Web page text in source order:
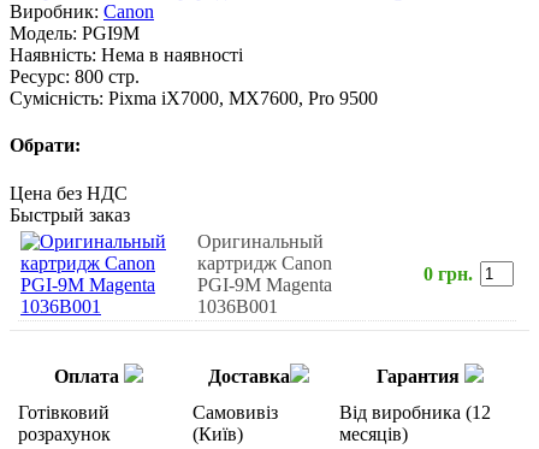
Виробник: Canon
Модель: PGI9M
Наявність: Нема в наявності
Ресурс: 800 стр.
Сумісність: Pixma iX7000, MX7600, Pro 9500
Обрати:
Цена без НДС
Быстрый заказ
Оригинальный
картридж Canon
PGI-9M Magenta
1036B001
0 грн.
Оплата Доставка
Гарантия
Готівковий
розрахунок
Самовивіз
(Київ)
Від виробника (12
месяців)